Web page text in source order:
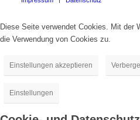
Diese Seite verwendet Cookies. Mit der
die Verwendung von Cookies zu.
Einstellungen akzeptieren
Einstellungen